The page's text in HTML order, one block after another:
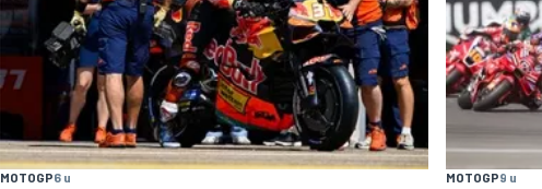
MOTOGP6 u MOTOGP9 u